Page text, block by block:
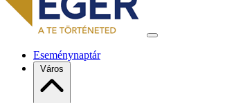
Eseménynaptár
Város